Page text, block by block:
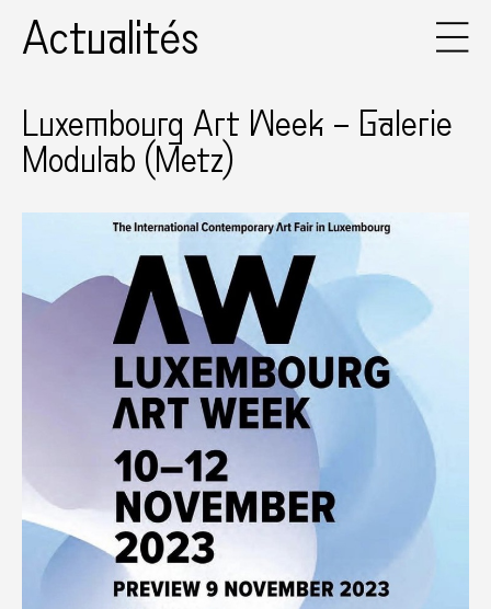
Actualités
Luxembourg Art Week – Galerie
Modulab (Metz)